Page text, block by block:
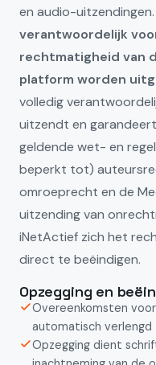
en audio-uitzendingen.
verantwoordelijk
rechtmatigheid van
platform worden
volledig
uitzendt en
geldende wet- en
beperkt tot)
omroeprecht en de
uitzending van
iNetActief zich het
direct te beëindigen.
Opzegging en
Overeenkomsten
automatisch verlengd
Opzegging dient